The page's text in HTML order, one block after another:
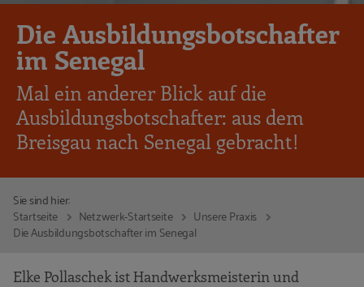
Die Ausbildungsbotschafter
im Senegal
Mal ein anderer Blick auf die
Ausbildungsbotschafter: aus dem
Breisgau nach Senegal gebracht!
Sie sind hier:
Startseite
Netzwerk-Startseite
Unsere Praxis
Die Ausbildungsbotschafter im Senegal
Elke Pollaschek ist Handwerksmeisterin und